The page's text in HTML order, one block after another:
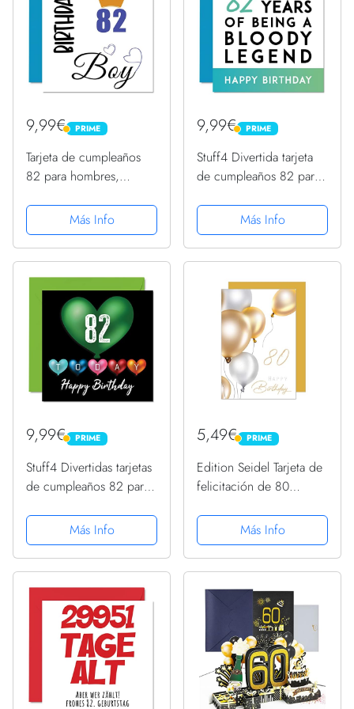
9,99€ PRIME
PRIME
Tarjeta de cumpleaños
82 para hombres,
para hombre de 82
años, gran abuelo,
abuelo, padrastro, tío,
ochenta y dos...
Más Info
9,99€ PRIME
PRIME
Stuff4 Divertida tarjeta
de cumpleaños 82 para
Being A Legend - Tarjeta
de cumpleaños 82 para
él, ella, mamá, papá,
Más Info
9,99€ PRIME
PRIME
Stuff4 Divertidas tarjetas
de cumpleaños 82 para
globos de corazón,
tarjeta de feliz
cumpleaños para papá,
abuelo,...
Más Info
5,49€ PRIME
PRIME
Edition Seidel Tarjeta de
felicitación de 80
feliz cumpleaños,
hombre mujer, oro
(GZ349-80 SW023)
Más Info